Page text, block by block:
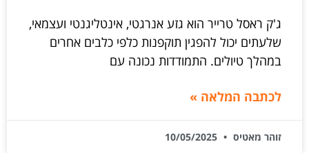
ג'ק ראסל טרייר הוא גזע אנרגטי, אינטליגנטי ועצמאי,
שלעתים יכול להפגין תוקפנות כלפי כלבים אחרים
במהלך טיולים. התמודדות נכונה עם
לכתבה המלאה »
זוהר מאטיס